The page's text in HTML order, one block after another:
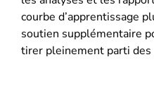
courbe d’apprentissage
soutien supplémentaire
tirer pleinement parti des